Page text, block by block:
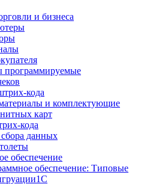
и бизнеса
программируемые
кода
и комплектующие
карт
кода
данных
обеспечение
обеспечение: Типовые